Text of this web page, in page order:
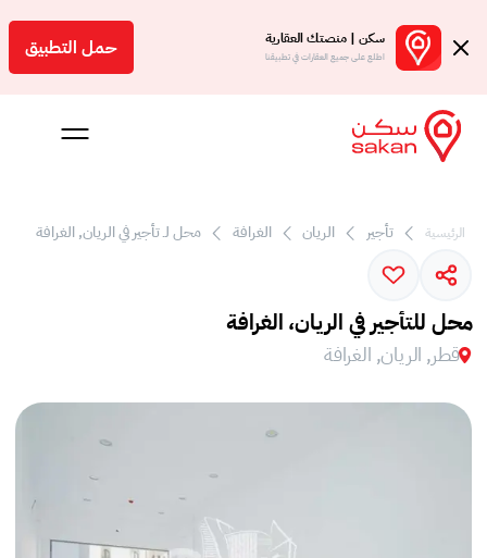
سكن | منصتك العقارية
اطلع على جميع العقارات في تطبيقنا حمل التطبيق
الرئيسية تأجير الريان الغرافة محل لـ تأجير في الريان, الغرافة
محل للتأجير في الريان، الغرافة
قطر, الريان, الغرافة